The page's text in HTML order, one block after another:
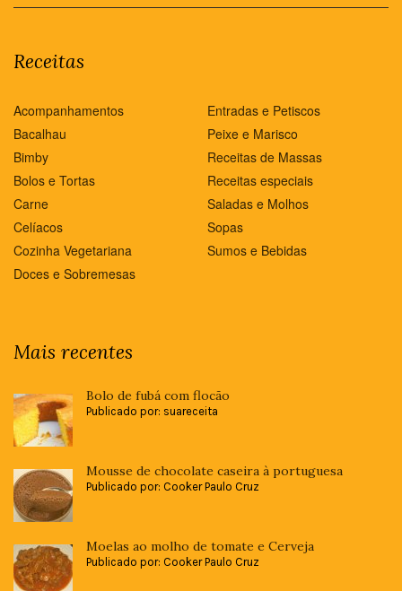
Receitas
Acompanhamentos
Bacalhau
Bimby
Bolos e Tortas
Carne
Celíacos
Cozinha Vegetariana
Doces e Sobremesas
Entradas e Petiscos
Peixe e Marisco
Receitas de Massas
Receitas especiais
Saladas e Molhos
Sopas
Sumos e Bebidas
Mais recentes
Bolo de fubá com flocão
Publicado por: suareceita
Mousse de chocolate caseira à portuguesa
Publicado por: Cooker Paulo Cruz
Moelas ao molho de tomate e Cerveja
Publicado por: Cooker Paulo Cruz